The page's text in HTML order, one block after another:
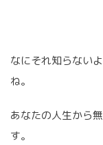
なにそれ知らない
ね。
あなたの人生から
す。